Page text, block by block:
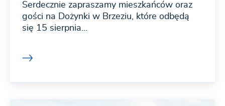
Serdecznie zapraszamy mieszkańców oraz
gości na Dożynki w Brzeziu, które odbędą
się 15 sierpnia...